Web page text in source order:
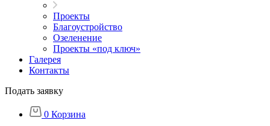
Проекты
Благоустройство
Озеленение
Проекты «под ключ»
Галерея
Контакты
Подать заявку
0 Корзина